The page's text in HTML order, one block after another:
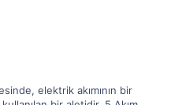
elektrik akımının bir